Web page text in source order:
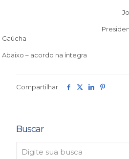
Joacir Luis
Presidente do
Gaúcha
Abaixo – acordo na íntegra
Compartilhar
Buscar